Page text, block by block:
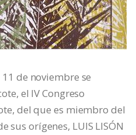
de noviembre se
el IV Congreso
del que es miembro del
sus orígenes, LUIS LISÓN